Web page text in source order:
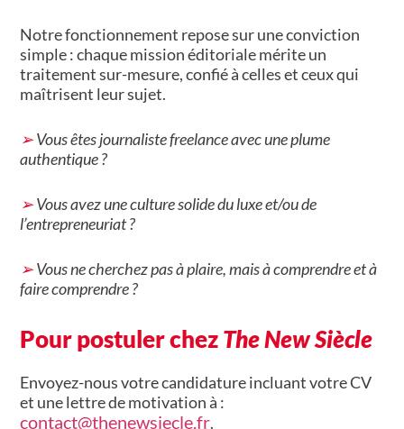
Notre fonctionnement repose sur une conviction
simple : chaque mission éditoriale mérite un
traitement sur-mesure, confié à celles et ceux qui
maîtrisent leur sujet.
➢Vous êtes journaliste freelance avec une plume
authentique ?
➢Vous avez une culture solide du luxe et/ou de
l’entrepreneuriat ?
➢Vous ne cherchez pas à plaire, mais à comprendre et à
faire comprendre ?
Pour postuler chezThe New Siècle
Envoyez-nous votre candidature incluant votre CV
et une lettre de motivation à :
contact@thenewsiecle.fr.